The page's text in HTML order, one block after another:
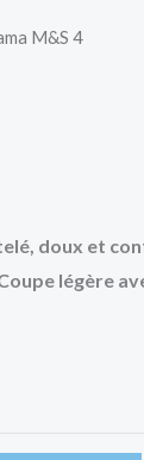
M&S 4
2.500 د.ج.
doux et
légère